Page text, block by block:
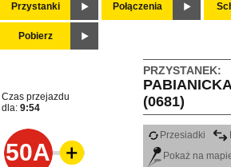
Przystanki Połączenia
Pobierz
PRZYSTANEK:
(0681)
Czas przejazdu
dla: 9:54
50A
Przesiadki
Pokaż na